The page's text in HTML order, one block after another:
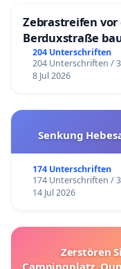
Zebrastreifen vor
Berduxstraße
204 Unterschriften
204 Unterschriften /
8 Jul 2026
Senkung
174 Unterschriften
174 Unterschriften /
14 Jul 2026
Zerstören
Campingplatz,